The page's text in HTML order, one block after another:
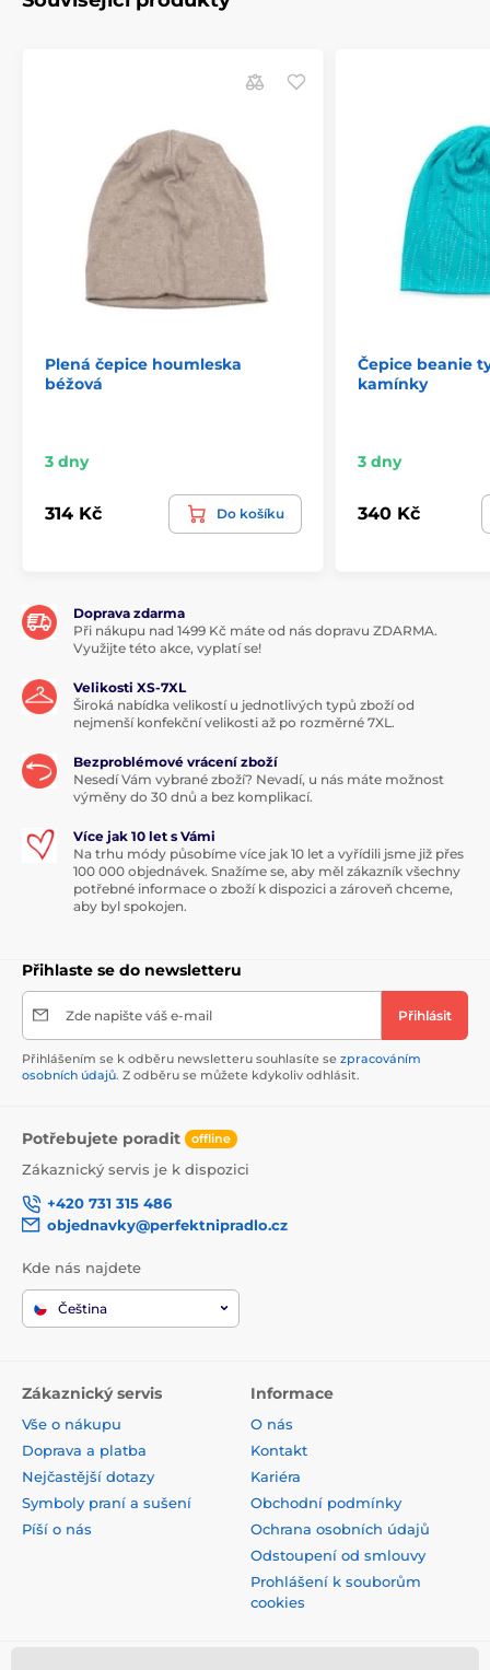
Plená čepice houmleska
béžová
3 dny
314 Kč Do košíku
Čepice beanie
kamínky
3 dny
340 Kč
Doprava zdarma
Při nákupu nad 1499 Kč máte od nás dopravu ZDARMA.
Využijte této akce, vyplatí se!
Velikosti XS-7XL
Široká nabídka velikostí u jednotlivých typů zboží od
nejmenší konfekční velikosti až po rozměrné 7XL.
Bezproblémové vrácení zboží
Nesedí Vám vybrané zboží? Nevadí, u nás máte možnost
výměny do 30 dnů a bez komplikací.
Více jak 10 let s Vámi
Na trhu módy působíme více jak 10 let a vyřídili jsme již přes
100 000 objednávek. Snažíme se, aby měl zákazník všechny
potřebné informace o zboží k dispozici a zároveň chceme,
aby byl spokojen.
Přihlaste se do newsletteru
Zde napište váš e-mail Přihlásit
Přihlášením se k odběru newsletteru souhlasíte se zpracováním
osobních údajů. Z odběru se můžete kdykoliv odhlásit.
Potřebujete poradit offline
Zákaznický servis je k dispozici
+420 731 315 486
objednavky@perfektnipradlo.cz
Kde nás najdete
Čeština
Zákaznický servis
Vše o nákupu
Doprava a platba
Nejčastější dotazy
Symboly praní a sušení
Píší o nás
Informace
O nás
Kontakt
Kariéra
Obchodní podmínky
Ochrana osobních údajů
Odstoupení od smlouvy
Prohlášení k souborům
cookies